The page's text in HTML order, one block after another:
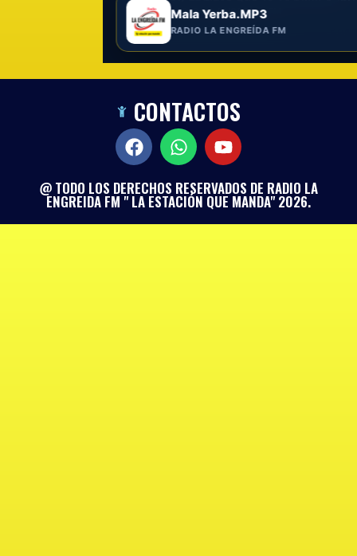
CONTACTOS
@ TODO LOS DERECHOS RESERVADOS DE RADIO LA
ENGREIDA FM " LA ESTACIÓN QUE MANDA" 2026.